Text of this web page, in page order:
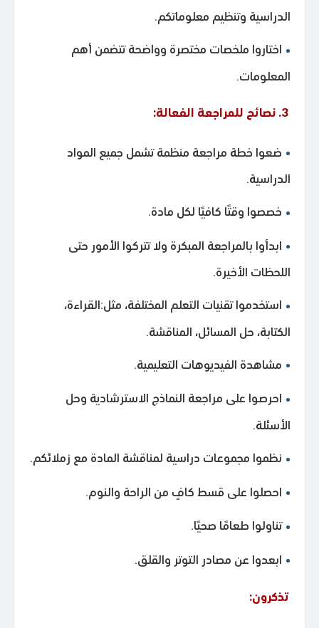
الدراسية وتنظيم معلوماتكم.
اختاروا ملخصات مختصرة وواضحة تتضمن أهم
المعلومات.
3. نصائح للمراجعة الفعالة:
ضعوا خطة مراجعة منظمة تشمل جميع المواد
الدراسية.
خصصوا وقتًا كافيًا لكل مادة.
ابدأوا بالمراجعة المبكرة ولا تتركوا الأمور حتى
اللحظات الأخيرة.
استخدموا تقنيات التعلم المختلفة، مثل:القراءة،
الكتابة، حل المسائل، المناقشة.
مشاهدة الفيديوهات التعليمية.
احرصوا على مراجعة النماذج الاسترشادية وحل
الأسئلة.
نظموا مجموعات دراسية لمناقشة المادة مع زملائكم.
احصلوا على قسط كافٍ من الراحة والنوم.
تناولوا طعامًا صحيًا.
ابعدوا عن مصادر التوتر والقلق.
تذكرون: